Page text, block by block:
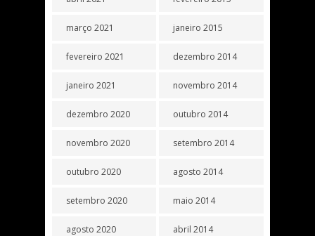
março 2021
fevereiro 2021
janeiro 2021
dezembro 2020
novembro 2020
outubro 2020
setembro 2020
agosto 2020
janeiro 2015
dezembro 2014
novembro 2014
outubro 2014
setembro 2014
agosto 2014
maio 2014
abril 2014